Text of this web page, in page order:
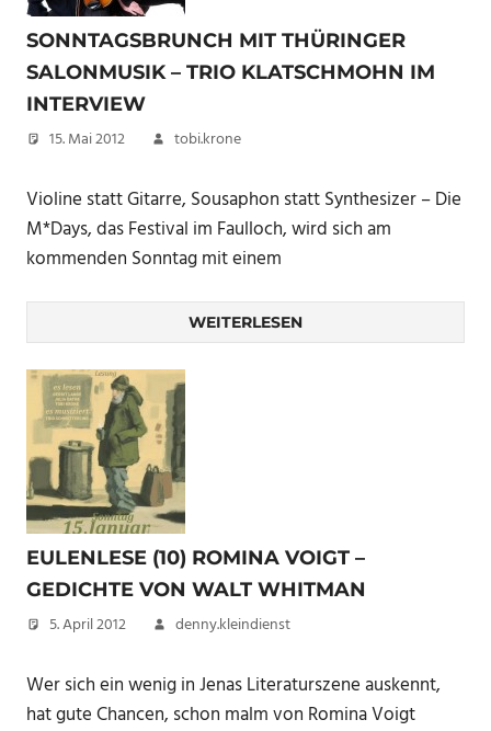
SONNTAGSBRUNCH MIT THÜRINGER
SALONMUSIK – TRIO KLATSCHMOHN IM
INTERVIEW
15. Mai 2012 tobi.krone
Violine statt Gitarre, Sousaphon statt Synthesizer – Die
M*Days, das Festival im Faulloch, wird sich am
kommenden Sonntag mit einem
WEITERLESEN
EULENLESE (10) ROMINA VOIGT –
GEDICHTE VON WALT WHITMAN
5. April 2012 denny.kleindienst
Wer sich ein wenig in Jenas Literaturszene auskennt,
hat gute Chancen, schon malm von Romina Voigt